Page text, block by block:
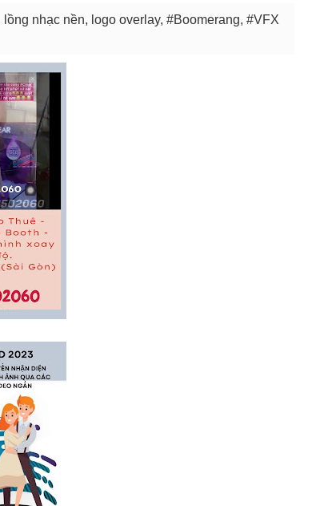
nhạc nền, logo overlay, #Boomerang, #VFX